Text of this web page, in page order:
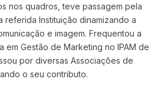
nos quadros, teve passagem pela
referida Instituição dinamizando a
e imagem. Frequentou a
em Gestão de Marketing no IPAM de
por diversas Associações de
o seu contributo.